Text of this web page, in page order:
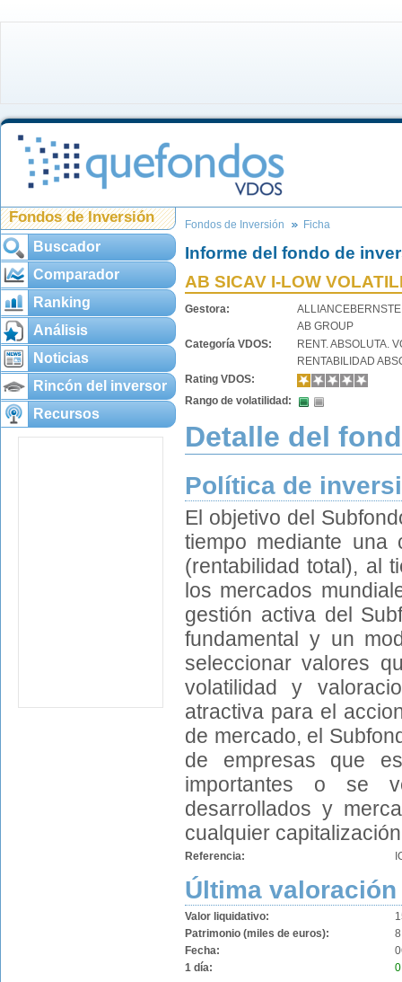
Fondos de Inversión
Buscador
Comparador
Ranking
Análisis
Noticias
Rincón del inversor
Recursos
Fondos de Inversión Ficha
Informe del fondo de
AB SICAV I-LOW
Gestora:
AB GROUP
Categoría VDOS:
RENT. ABSOLUTA.
RENTABILIDAD
Rating VDOS:
Rango de volatilidad:
Detalle del
Política de
El objetivo del
tiempo mediante una
(rentabilidad total), al
los mercados
gestión activa del
fundamental y un
seleccionar valores
volatilidad y
atractiva para el
de mercado, el
de empresas que
importantes o se
desarrollados y
cualquier
Referencia:
Última valoración
Valor liquidativo:
Patrimonio (miles de euros):
Fecha:
1 día: